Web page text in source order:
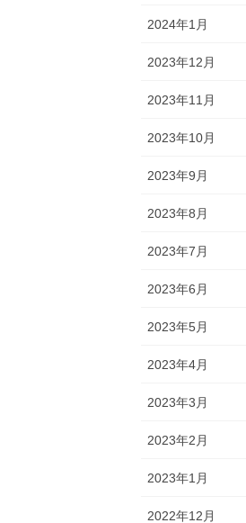
2024年1月
2023年12月
2023年11月
2023年10月
2023年9月
2023年8月
2023年7月
2023年6月
2023年5月
2023年4月
2023年3月
2023年2月
2023年1月
2022年12月